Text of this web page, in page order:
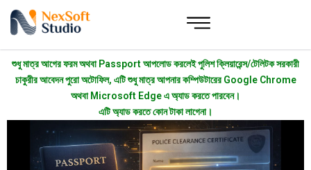
শুধু মাত্র আগের ফরম অথবা Passport আপলোড করলেই পুলিশ ক্লিয়ারেন্স/টেলিটক সরকারী
চাকুরীর আবেদন পুরো অটোফিল, এটি শুধু মাত্র আপনার কম্পিউটারের Google Chrome
অথবা Microsoft Edge এ অ্যাড করতে পারবেন।
এটি অ্যাড করতে কোন টাকা লাগেনা।